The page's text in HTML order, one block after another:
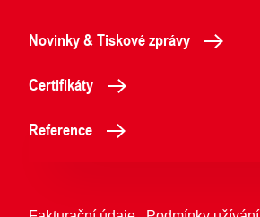
Novinky & Tiskové zprávy
Certifikáty
Reference